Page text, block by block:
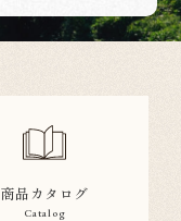
商品カタログ
Catalog